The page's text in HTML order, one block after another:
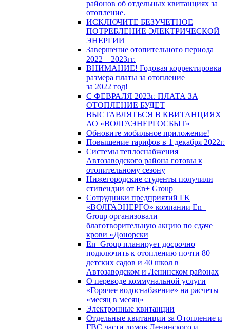
районов об отдельных квитанциях за
отопление.
ИСКЛЮЧИТЕ БЕЗУЧЕТНОЕ
ПОТРЕБЛЕНИЕ ЭЛЕКТРИЧЕСКОЙ
ЭНЕРГИИ
Завершение отопительного периода
2022 – 2023гг.
ВНИМАНИЕ! Годовая корректировка
размера платы за отопление
за 2022 год!
С ФЕВРАЛЯ 2023г. ПЛАТА ЗА
ОТОПЛЕНИЕ БУДЕТ
ВЫСТАВЛЯТЬСЯ В КВИТАНЦИЯХ
АО «ВОЛГАЭНЕРГОСБЫТ»
Обновите мобильное приложение!
Повышение тарифов в 1 декабря 2022г.
Системы теплоснабжения
Автозаводского района готовы к
отопительному сезону
Нижегородские студенты получили
стипендии от En+ Group
Сотрудники предприятий ГК
«ВОЛГАЭНЕРГО» компании En+
Group организовали
благотворительную акцию по сдаче
крови «Донорски
En+Group планирует досрочно
подключить к отоплению почти 80
детских садов и 40 школ в
Автозаводском и Ленинском районах
О переводе коммунальной услуги
«Горячее водоснабжение» на расчеты
«месяц в месяц»
Электронные квитанции
Отдельные квитанции за Отопление и